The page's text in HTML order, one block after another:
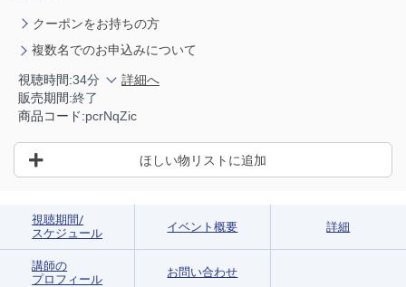
クーポンをお持ちの方
複数名でのお申込みについて
視聴時間:34分
詳細へ
販売期間:終了
商品コード:pcrNqZic
ほしい物リストに追加
視聴期間/
スケジュール
イベント概要 詳細
講師の
プロフィール
お問い合わせ